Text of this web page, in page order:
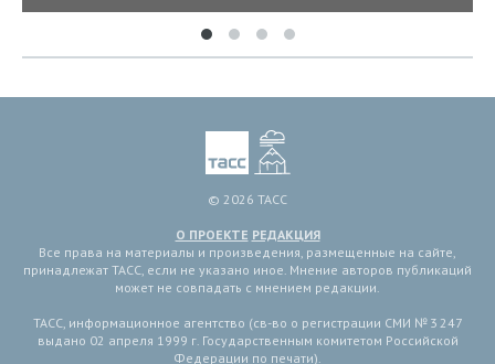
© 2026 ТАСС
О ПРОЕКТЕ РЕДАКЦИЯ
Все права на материалы и произведения, размещенные на сайте,
принадлежат ТАСС, если не указано иное. Мнение авторов публикаций
может не совпадать с мнением редакции.
ТАСС, информационное агентство (св-во о регистрации СМИ № 3 247
выдано 02 апреля 1999 г. Государственным комитетом Российской
Федерации по печати).